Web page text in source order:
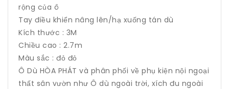
rộng của ô
Tay điều khiển nâng lên/hạ xuống tán dù
Kích thước : 3M
Chiều cao : 2.7m
Màu sắc : đỏ đỏ
Ô Dù HÒA PHÁT và phân phối về phụ kiện nội ngoại
thất sân vườn như Ô dù ngoài trời, xích đu ngoài